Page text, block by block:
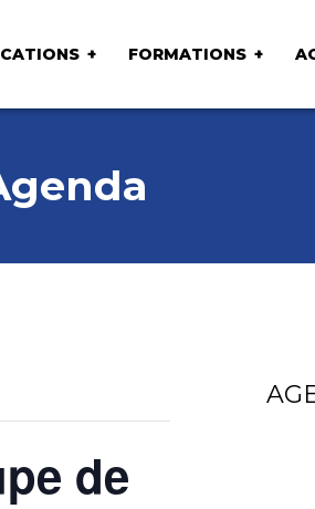
FORMATIONS
de